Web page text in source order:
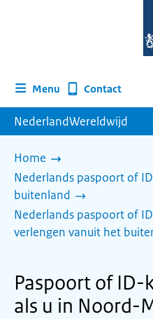
Menu Contact
NederlandWereldwijd
Home
Nederlands paspoort of
buitenland
Nederlands paspoort of
verlengen vanuit het
Paspoort of ID-
als u in Noord-